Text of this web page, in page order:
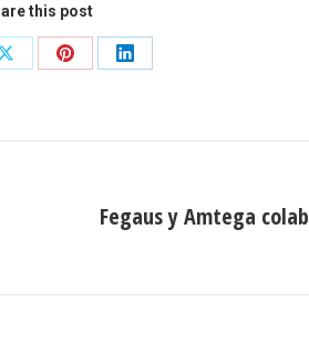
this post
Share
Share
Share
Publicación
Fegaus y Amtega